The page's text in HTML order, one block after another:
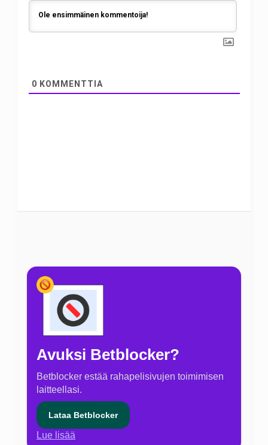
0 KOMMENTTIA
Avuksi Betblocker?
Betblocker estää rahapelisivujen toimimisen
laitteellasi.
Lataa Betblocker
Lue lisää